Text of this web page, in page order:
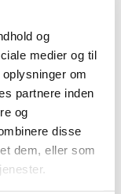
og
medier og til
om
partnere inden
og
disse
dem, eller som